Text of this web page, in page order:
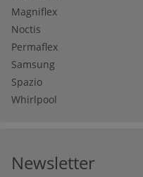
Magniflex
Noctis
Permaflex
Samsung
Spazio
Whirlpool
Newsletter